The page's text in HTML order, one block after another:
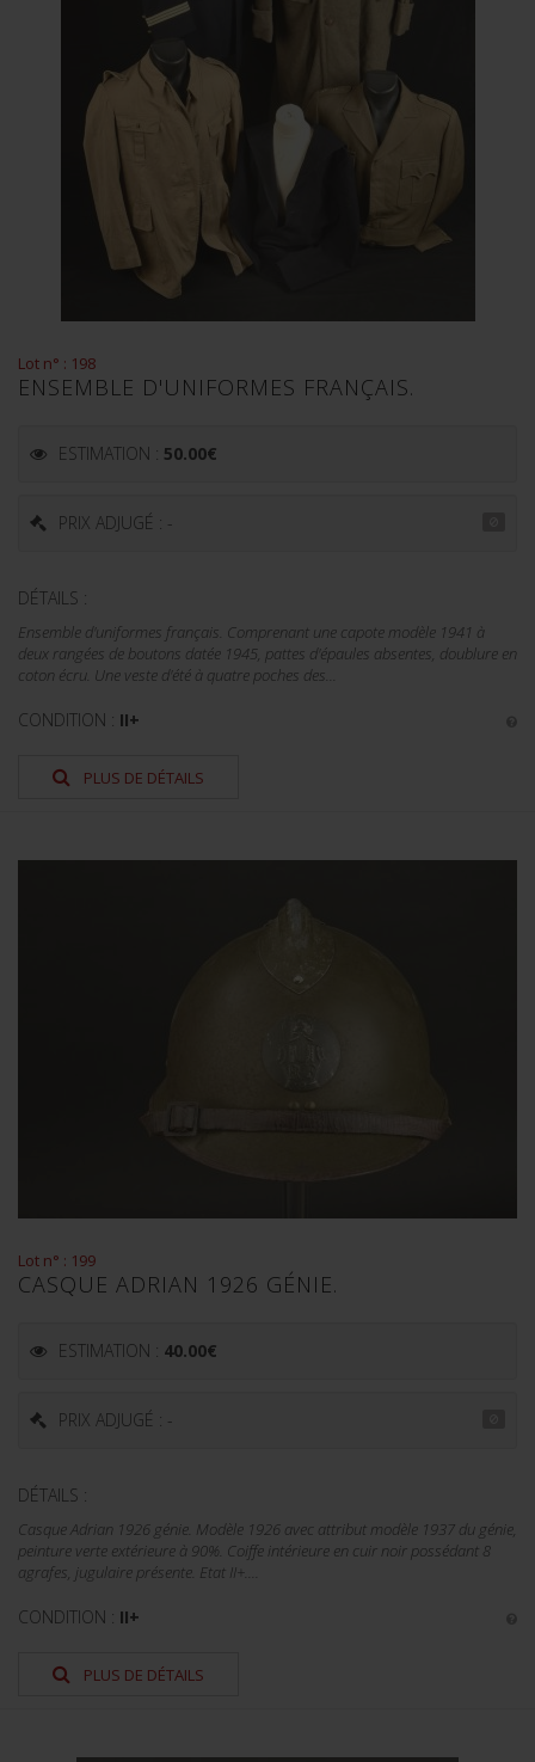
Lot n° : 198
ENSEMBLE D'UNIFORMES FRANÇAIS.
ESTIMATION : 50.00€
PRIX ADJUGÉ : -
DÉTAILS :
Ensemble d'uniformes français. Comprenant une capote modèle 1941 à
deux rangées de boutons datée 1945, pattes d'épaules absentes, doublure en
coton écru. Une veste d'été à quatre poches des...
CONDITION : II+
PLUS DE DÉTAILS
Lot n° : 199
CASQUE ADRIAN 1926 GÉNIE.
ESTIMATION : 40.00€
PRIX ADJUGÉ : -
DÉTAILS :
Casque Adrian 1926 génie. Modèle 1926 avec attribut modèle 1937 du génie,
peinture verte extérieure à 90%. Coiffe intérieure en cuir noir possédant 8
agrafes, jugulaire présente. Etat II+....
CONDITION : II+
PLUS DE DÉTAILS